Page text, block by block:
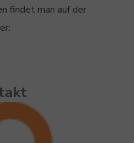
findet man auf der